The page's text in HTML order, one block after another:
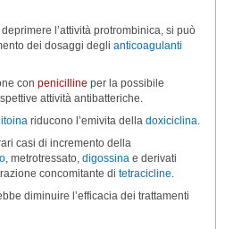
l’attività protrombinica, si può
dei dosaggi degli anticoagulanti
con penicilline per la possibile
attività antibatteriche.
riducono l’emivita della doxiciclina.
casi di incremento della
, metrotressato, digossina e derivati
concomitante di tetracicline.
diminuire l’efficacia dei trattamenti